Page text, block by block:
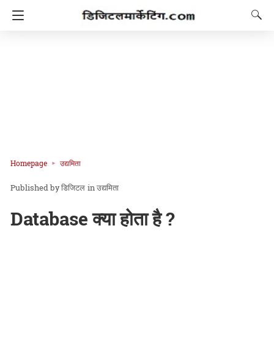
Homepage उद्यमिता
डिजिटल inउद्यमिता
Database क्या होता है ?